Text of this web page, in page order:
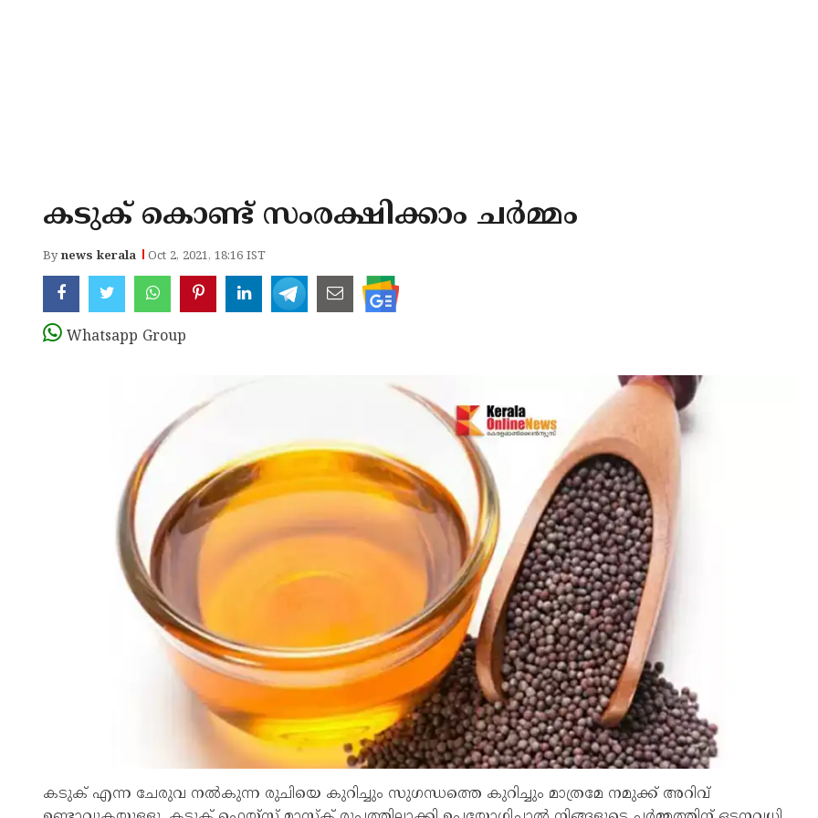
കടുക് കൊണ്ട് സംരക്ഷിക്കാം ചര്‍മ്മം
Bynews kerala Oct 2, 2021, 18:16 IST
Whatsapp Group
കടുക് എന്ന ചേരുവ നൽകുന്ന രുചിയെ കുറിച്ചും സുഗന്ധത്തെ കുറിച്ചും മാത്രമേ നമുക്ക് അറിവ്